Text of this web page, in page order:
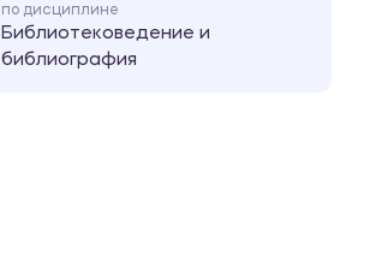
по дисциплине
Библиотековедение и
библиография